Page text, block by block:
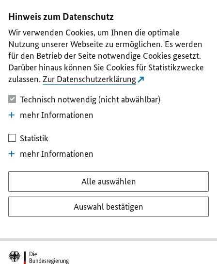
II
III
IV
V
Hinweis zum Datenschutz
Wir verwenden Cookies, um Ihnen die optimale
Nutzung unserer Webseite zu ermöglichen. Es werden
für den Betrieb der Seite notwendige Cookies gesetzt.
Darüber hinaus können Sie Cookies für Statistikzwecke
zulassen. Zur Datenschutzerklärung
Technisch notwendig (nicht abwählbar)
mehr Informationen
Statistik
mehr Informationen
Alle auswählen
Auswahl bestätigen